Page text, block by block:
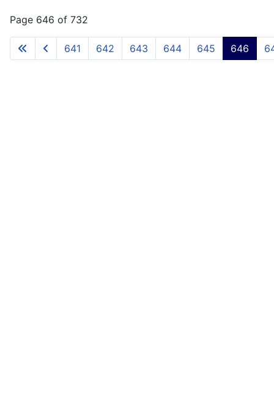
Page 646 of 732
641 642 643 644 645 646